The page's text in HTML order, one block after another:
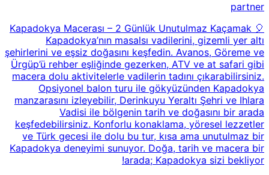
partner
🎈 Kapadokya Macerası – 2 Günlük Unutulmaz Kaçamak
Kapadokya’nın masalsı vadilerini, gizemli yer altı
şehirlerini ve eşsiz doğasını keşfedin. Avanos, Göreme ve
Ürgüp’ü rehber eşliğinde gezerken, ATV ve at safari gibi
macera dolu aktivitelerle vadilerin tadını çıkarabilirsiniz.
Opsiyonel balon turu ile gökyüzünden Kapadokya
manzarasını izleyebilir, Derinkuyu Yeraltı Şehri ve Ihlara
Vadisi ile bölgenin tarih ve doğasını bir arada
keşfedebilirsiniz. Konforlu konaklama, yöresel lezzetler
ve Türk gecesi ile dolu bu tur, kısa ama unutulmaz bir
Kapadokya deneyimi sunuyor. Doğa, tarih ve macera bir
arada; Kapadokya sizi bekliyor!